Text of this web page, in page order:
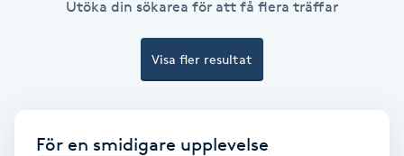
Ansiktsbehandling djuprengörande
Balayage
Utöka din sökarea för att få flera träffar
Visa fler resultat
För en smidigare upplevelse